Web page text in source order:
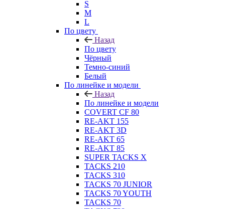
S
M
L
По цвету
Назад
По цвету
Чёрный
Темно-синий
Белый
По линейке и модели
Назад
По линейке и модели
COVERT CF 80
RE-AKT 155
RE-AKT 3D
RE-AKT 65
RE-AKT 85
SUPER TACKS X
TACKS 210
TACKS 310
TACKS 70 JUNIOR
TACKS 70 YOUTH
TACKS 70